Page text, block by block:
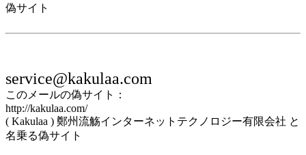
偽サイト
service@kakulaa.com
このメールの偽サイト：
http://kakulaa.com/
( Kakulaa ) 鄭州流觞インターネットテクノロジー有限会社 と
名乗る偽サイト